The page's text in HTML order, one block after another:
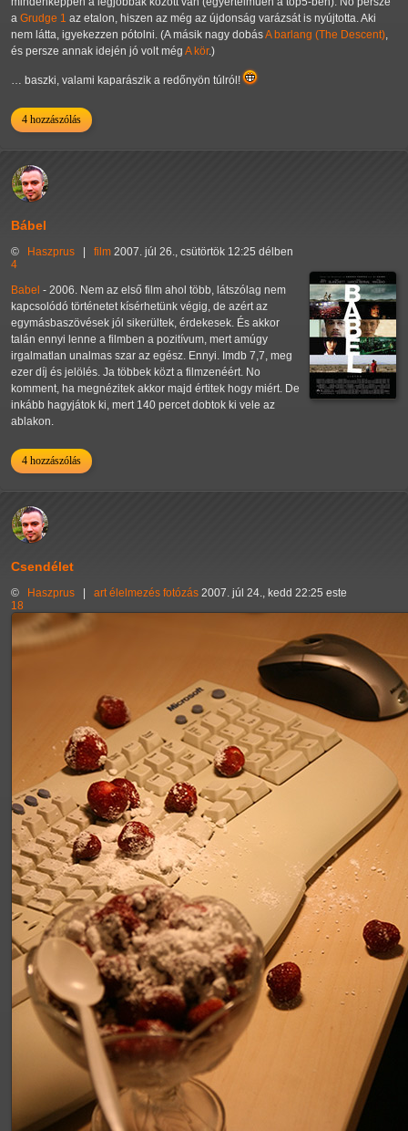
a Grudge 1 az etalon, hiszen az még az újdonság varázsát is nyújtotta. Aki
nem látta, igyekezzen pótolni. (A másik nagy dobásA barlang (The Descent),
és persze annak idején jó volt még A kör.)
… baszki, valami kaparászik a redőnyön túlról!
4 hozzászólás
Bábel
© Haszprus film 2007. júl 26., csütörtök 12:25 délben
4
Babel - 2006. Nem az első film ahol több, látszólag nem
kapcsolódó történetet kísérhetünk végig, de azért az
egymásbaszövések jól sikerültek, érdekesek. És akkor
talán ennyi lenne a filmben a pozitívum, mert amúgy
irgalmatlan unalmas szar az egész. Ennyi. Imdb 7,7, meg
ezer díj és jelölés. Ja többek közt a filmzenéért. No
komment, ha megnézitek akkor majd értitek hogy miért. De
inkább hagyjátok ki, mert 140 percet dobtok ki vele az
ablakon.
4 hozzászólás
Csendélet
© Haszprus art élelmezés fotózás 2007. júl 24., kedd 22:25 este
18